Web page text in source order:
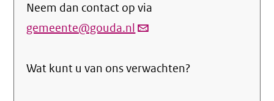
Neem dan contact op via
gemeente@gouda.nl (link
email)
Wat kunt u van ons verwachten?